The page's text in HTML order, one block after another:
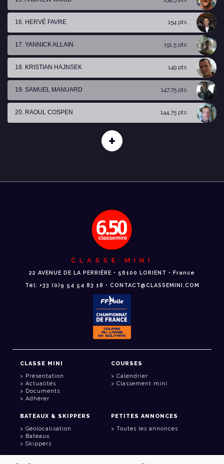
16. HERVÉ FAVRE 154 pts
17. YANNICK ALLAIN 151,5 pts
18. KRISTIAN HAJNSEK 149 pts
19. SAMUEL MANUARD 147,75 pts
20. RAOUL COSPEN 144,75 pts
+
CLASSE MINI
22 AVENUE DE LA PERRIÈRE • 56100 LORIENT • France
Tél: +33 (0)9 54 54 83 18 • CONTACT@CLASSEMINI.COM
CLASSE MINI
Présentation
Actualités
Documents
Adhérer
COURSES
Calendrier
Classement mini
BATEAUX & SKIPPERS
Géolocalisation
Bateaux
Skippers
PETITES ANNONCES
Toutes les annonces